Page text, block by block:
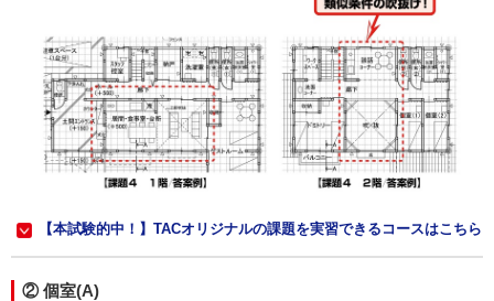
【本試験的中！】TACオリジナルの課題を実習できるコースはこちら
② 個室(A)